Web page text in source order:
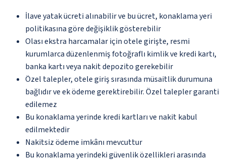
İlave yatak ücreti alınabilir ve bu ücret, konaklama yeri
politikasına göre değişiklik gösterebilir
Olası ekstra harcamalar için otele girişte, resmi
kurumlarca düzenlenmiş fotoğraflı kimlik ve kredi kartı,
banka kartı veya nakit depozito gerekebilir
Özel talepler, otele giriş sırasında müsaitlik durumuna
bağlıdır ve ek ödeme gerektirebilir. Özel talepler garanti
edilemez
Bu konaklama yerinde kredi kartları ve nakit kabul
edilmektedir
Nakitsiz ödeme imkânı mevcuttur
Bu konaklama yerindeki güvenlik özellikleri arasında